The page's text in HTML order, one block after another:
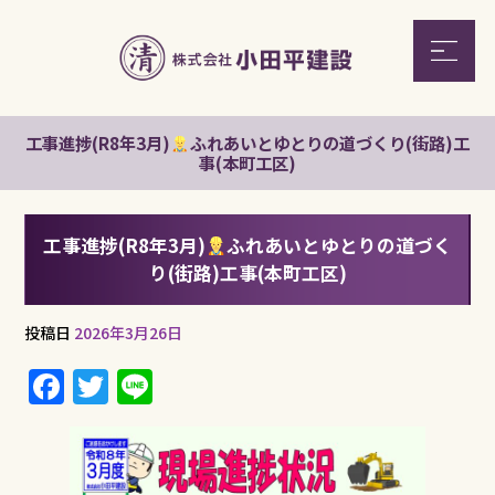
工事進捗(R8年3月)
ふれあいとゆとりの道づくり(街路)工
事(本町工区)
工事進捗(R8年3月)
ふれあいとゆとりの道づく
り(街路)工事(本町工区)
投稿日 2026年3月26日
F
a
T
w
it e